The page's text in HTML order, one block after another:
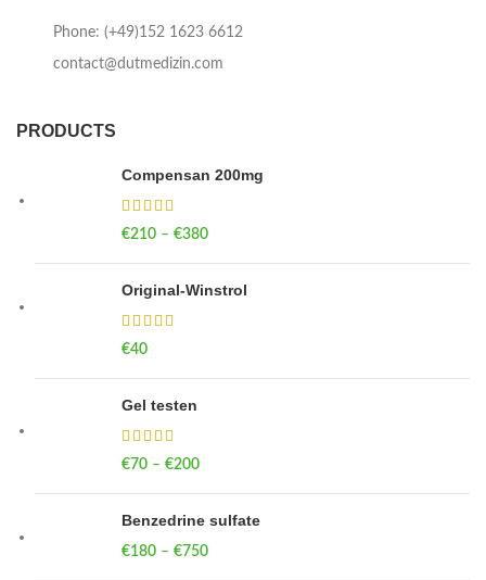
Phone: (+49)152 1623 6612
contact@dutmedizin.com
PRODUCTS
Compensan 200mg
€210 – €380
Original-Winstrol
€40
Gel testen
€70 – €200
Benzedrine sulfate
€180 – €750